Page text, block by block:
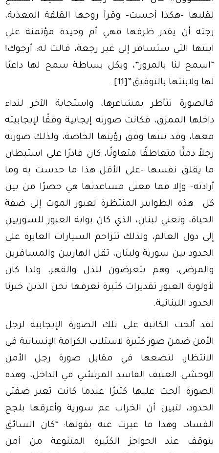
لقلبها -هكذا أحست- وقرأ روحها القلقة المعذبة،
رجته أن يقدر ظرفها فهي أم وحيدة مؤتمنة على
ابنتها التي ستسافر إلى غير رجعة، قالت له: أرجوك!
“اسمح لنا بالمرور”، وبكل بساطة سمح لها داعيًا
لها ولابنتها بالتوفيق”
.
فالصورة تتأطر بمشاعرها، واستجابة الآخر لنداء
داخلها الممزق، فكانت صورته إيجابية وفقًا لإيجابيته
معها، وقد بنتها وفق رؤيتها الخاصة، ولذلك صورته
رجلاً دمثًا متعاطفًا متعاونًا، كان قادرًا على استبطان
ما يقلق نفسها -على الأقل هذا ما حدست به وما
أرادته- وإلا فما معنى مساعدتها هي حصرًا من بين
كل هذه الطوابير المنتظرة لعبور الموت إلى ضفة
الحياة، ونعني لبنان، الذي كان بوابة العبور للسوريين
إلى دول العالم، ولذلك تتزاحم السيارات العابرة على
الحدود بين سورية ولبنان، تقل الهاربين والمسافرين
والمرضى، وهم يتعرضون للذل والقهر، ولذا كان
لأولوية العبور تقديرات كثيرة نعرفها نحن الذين خبرنا
الحدود اللبنانية.
لقد ألحت الكاتبة على تلك الصورة الإيجابية لرجل
الأمن ضمن صور كثيرة لاستلاب الكرامة الإنسانية في
الانتظار، لتضعها في مقابل صورة رجل الأمن
الوحشي العنيف الفاسد المرتشي في الداخل، وهذه
الصورة ألحت عليها كثيرًا عندما كانت تعبر ضفتي
الحدود، لتبين أن الخراب عم سورية وأغرقها بلجج
الفساد، وهذا ما عبرت عنه بقولها: “كان السائق
يتوقف عند الحواجز الكثيرة المتنوعة من أمن